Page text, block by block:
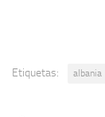
Etiquetas: albania